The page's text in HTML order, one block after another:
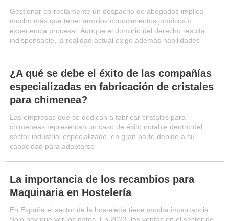
Gestionar correctamente un despacho de abogados implica
mucho más que tener amplios conocimientos jurídicos o
experiencia procesal. Aunque el dominio del derecho resulta
indispensable, la realidad actual exige además habilidades
¿A qué se debe el éxito de las compañías
especializadas en fabricación de cristales
para chimenea?
Las empresas que se dedican a fabricar cristales para
chimeneas representan un caso de éxito notable dentro del
sector industrial especializado, en gran parte debido a su
capacidad para adaptarse
La importancia de los recambios para
Maquinaria en Hostelería
En España el sector de la hostelería tiene mucha importancia.